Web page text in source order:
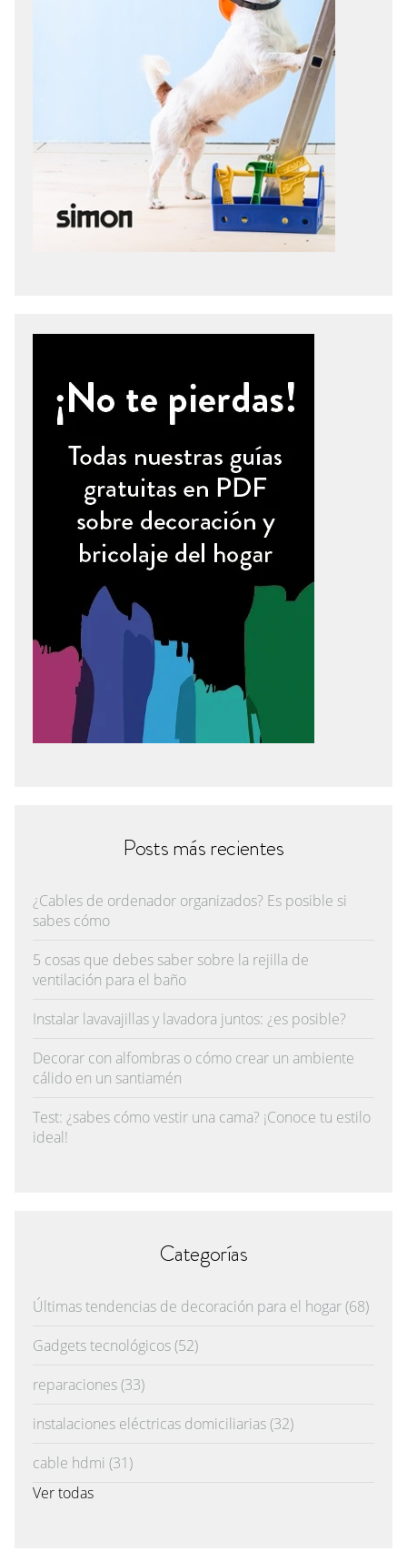
Posts más recientes
¿Cables de ordenador organizados? Es posible si
sabes cómo
5 cosas que debes saber sobre la rejilla de
ventilación para el baño
Instalar lavavajillas y lavadora juntos: ¿es posible?
Decorar con alfombras o cómo crear un ambiente
cálido en un santiamén
Test: ¿sabes cómo vestir una cama? ¡Conoce tu estilo
ideal!
Categorías
Últimas tendencias de decoración para el hogar(68)
Gadgets tecnológicos(52)
reparaciones(33)
instalaciones eléctricas domiciliarias(32)
cable hdmi (31)
Ver todas